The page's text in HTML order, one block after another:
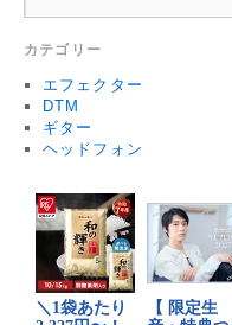
カテゴリー
エフェクター
DTM
ギター
ヘッドフォン